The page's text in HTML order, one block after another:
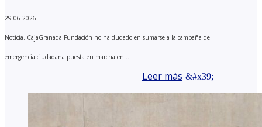
29-06-2026
Noticia. CajaGranada Fundación no ha dudado en sumarse a la campaña de
emergencia ciudadana puesta en marcha en ...
Leer más